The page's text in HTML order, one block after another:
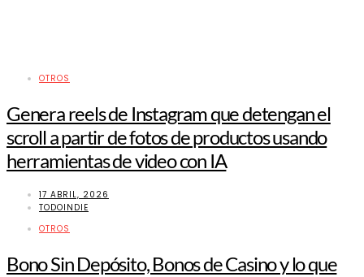
OTROS
Genera reels de Instagram que detengan el
scroll a partir de fotos de productos usando
herramientas de video con IA
17 ABRIL, 2026
TODOINDIE
OTROS
Bono Sin Depósito, Bonos de Casino y lo que